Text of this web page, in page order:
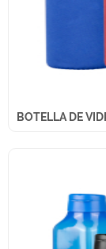
BOTELLA DE